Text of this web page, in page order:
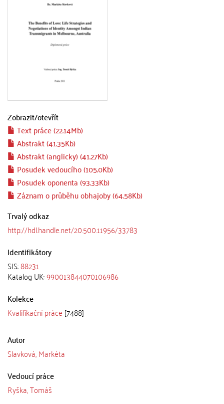
Zobrazit/otevřít
Text práce (22.14Mb)
Abstrakt (41.35Kb)
Abstrakt (anglicky) (41.27Kb)
Posudek vedoucího (105.0Kb)
Posudek oponenta (93.33Kb)
Záznam o průběhu obhajoby (64.58Kb)
Trvalý odkaz
http://hdl.handle.net/20.500.11956/33783
Identifikátory
SIS:88231
Katalog UK:990013844070106986
Kolekce
Kvalifikační práce [7488]
Autor
Slavková, Markéta
Vedoucí práce
Ryška, Tomáš